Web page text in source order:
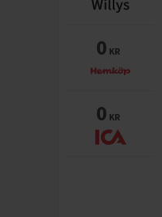
0 KR
0 KR